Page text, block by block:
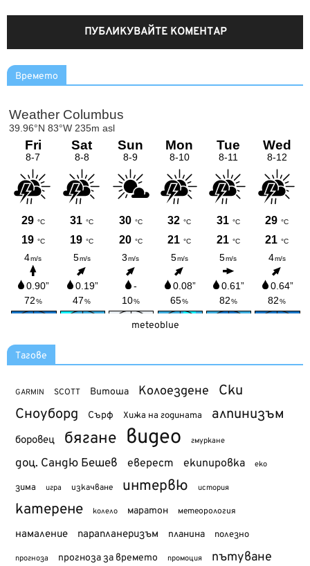
Времето
meteoblue
Тагове
GARMIN SCOTT Витоша Колоездене Ски
Сноуборд Сърф Хижа на годината алпинизъм
боровец бягане видео гмуркане
доц. Сандю Бешев еверест екипировка еко
зима игра изкачване интервю история
катерене колело маратон метеорология
намаление парапланеризъм планина полезно
прогноза прогноза за времето промоция пътуване